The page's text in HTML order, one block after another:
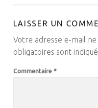
LAISSER UN
Votre adresse e-mail
obligatoires sont
Commentaire *